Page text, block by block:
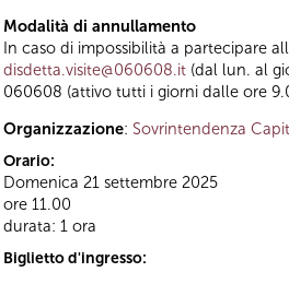
Modalità di annullamento
In caso di impossibilità a partecipare
disdetta.visite@060608.it (dal lun. al
060608 (attivo tutti i giorni dalle ore
Organizzazione: Sovrintendenza
Orario:
Domenica 21 settembre 2025
ore 11.00
durata: 1 ora
Biglietto d'ingresso: